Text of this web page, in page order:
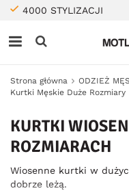
4000 STYLIZACJI
Strona główna
ODZIEŻ
Kurtki Męskie Duże Rozmiary
KURTKI
ROZMIARACH
Wiosenne kurtki w
dobrze leżą.